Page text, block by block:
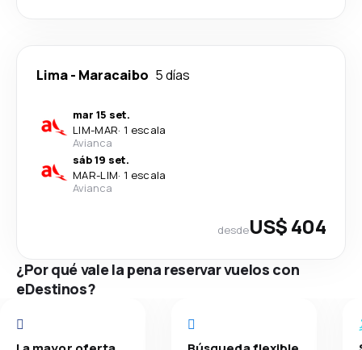
Lima- Maracaibo 5 días
mar 15 set.
LIM-MAR· 1 escala
Avianca
sáb 19 set.
MAR-LIM· 1 escala
Avianca
desdeUS$ 404
¿Por qué vale la pena reservar vuelos con
eDestinos?